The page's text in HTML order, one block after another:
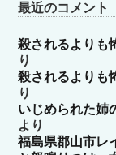
最近のコメント
殺されるよりも
り
殺されるよりも
り
いじめられた姉
より
福島県郡山市レ